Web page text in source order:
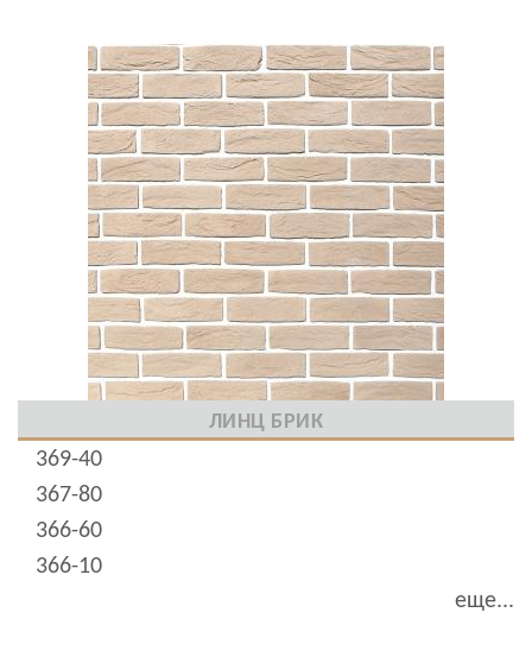
ЛИНЦ БРИК
369-40
367-80
366-60
366-10
еще...